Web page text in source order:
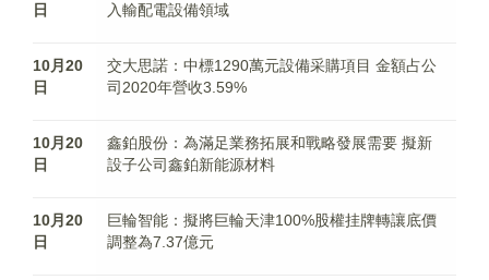
日
入輸配電設備領域
10月20
日
交大思諾：中標1290萬元設備采購項目 金額占公
司2020年營收3.59%
10月20
日
鑫鉑股份：為滿足業務拓展和戰略發展需要 擬新
設子公司鑫鉑新能源材料
10月20
日
巨輪智能：擬將巨輪天津100%股權挂牌轉讓底價
調整為7.37億元